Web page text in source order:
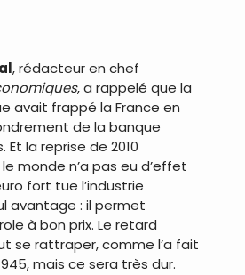
, rédacteur en chef
, a rappelé que la
avait frappé la France en
de la banque
Et la reprise de 2010
monde n’a pas eu d’effet
fort tue l’industrie
avantage : il permet
à bon prix. Le retard
se rattraper, comme l’a fait
mais ce sera très dur.